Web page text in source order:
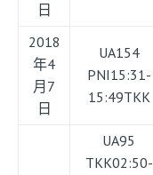
日
2018
年4
月7
日
UA154
PNI15:31-
15:49TKK
UA95
TKK02:50-